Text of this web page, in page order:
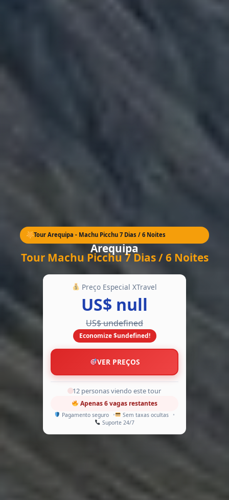
Tour Arequipa - Machu Picchu 7 Dias / 6 NoitesEXCLUSIVA
Arequipa
Tour Machu Picchu 7 Dias / 6 Noites
Preço Especial XTravel
US$ null
-undefined%
US$ undefined
Economize $undefined!
VER PREÇOS
12 personas viendo este tour
Apenas 6 vagas restantes
Pagamento seguro
Sem taxas ocultas
Suporte 24/7